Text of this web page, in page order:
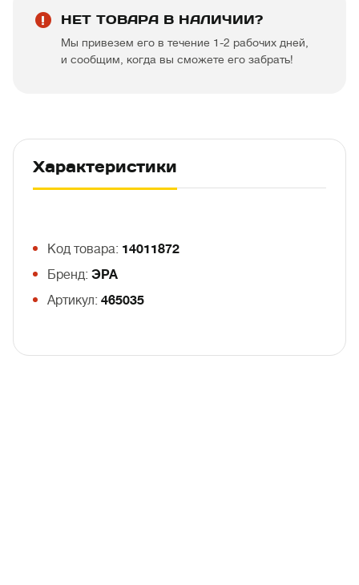
НЕТ ТОВАРА В НАЛИЧИИ?
Мы привезем его в течение 1-2 рабочих дней,
и сообщим, когда вы сможете его забрать!
Характеристики
Код товара: 14011872
Бренд: ЭРА
Артикул: 465035